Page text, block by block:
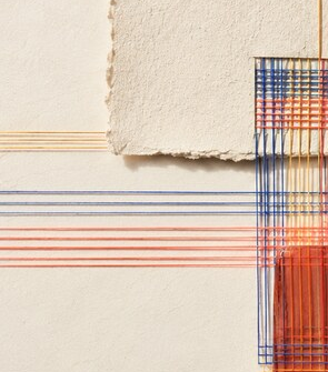
ÉVÉNEMENTS
COMMUNIQUÉS
LES PLUS LUS
INSCRIPTION NEWSLETTER